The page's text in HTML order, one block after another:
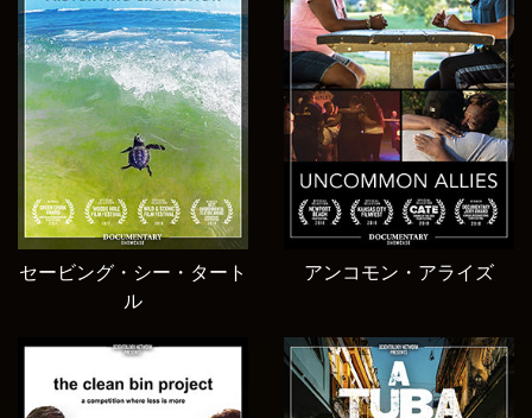
セービング・シー・タート
ル
アンコモン・アライズ